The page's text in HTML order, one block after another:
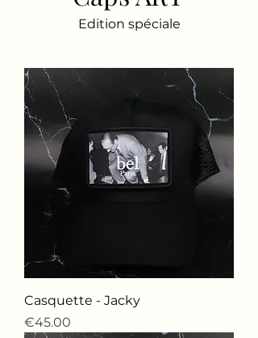
Edition spéciale
Casquette - Jacky
価格
€45.00